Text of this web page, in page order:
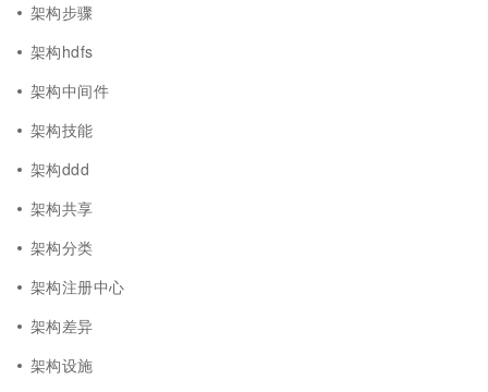
架构步骤
架构hdfs
架构中间件
架构技能
架构ddd
架构共享
架构分类
架构注册中心
架构差异
架构设施